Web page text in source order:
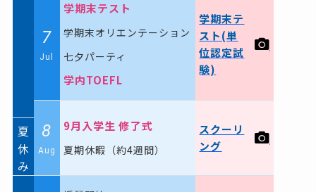
7
Jul
学期末テスト
学期末オリエンテーション
七夕パーティ
学内TOEFL
学期末テ
スト(単
位認定試
験)
夏
休
み
8
Aug
9月入学生 修了式
夏期休暇（約4週間）
スクーリ
ング